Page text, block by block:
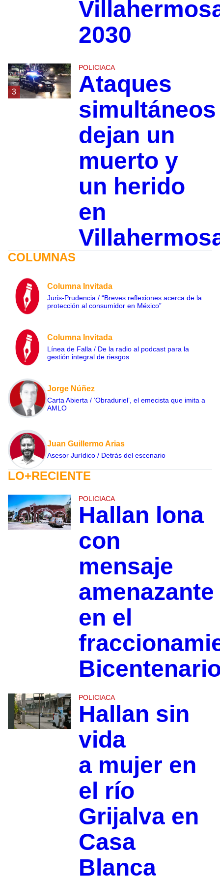
2030
3
POLICIACA
Ataques
simultáneos
dejan un
muerto y
un herido
en
COLUMNAS
Columna Invitada
Juris-Prudencia / “Breves reflexiones acerca de la
protección al consumidor en México”
Columna Invitada
Línea de Falla / De la radio al podcast para la
gestión integral de riesgos
Jorge Núñez
Carta Abierta / ‘Obraduriel’, el emecista que imita a
AMLO
Juan Guillermo Arias
Asesor Jurídico / Detrás del escenario
LO+RECIENTE
POLICIACA
Hallan lona
con
mensaje
amenazante
en el
POLICIACA
Hallan sin
vida
a mujer en
el río
Grijalva en
Casa
Blanca